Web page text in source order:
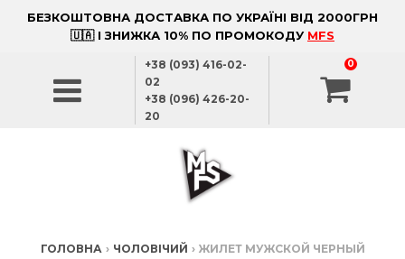
БЕЗКОШТОВНА ДОСТАВКА ПО УКРАЇНІ ВІД 2000ГРН
🇺🇦 І ЗНИЖКА 10% ПО ПРОМОКОДУ MFS
+38 (093) 416-02-
02
+38 (096) 426-20-
20
0
ГОЛОВНА › ЧОЛОВІЧИЙ › ЖИЛЕТ МУЖСКОЙ ЧЕРНЫЙ